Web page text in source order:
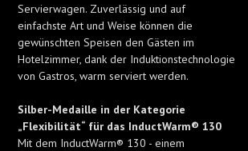
Servierwagen. Zuverlässig und auf
einfachste Art und Weise können die
gewünschten Speisen den Gästen im
Hotelzimmer, dank der Induktionstechnologie
von Gastros, warm serviert werden.
Silber-Medaille in der Kategorie
„Flexibilität“ für das InductWarm® 130
Mit dem InductWarm® 130 - einem